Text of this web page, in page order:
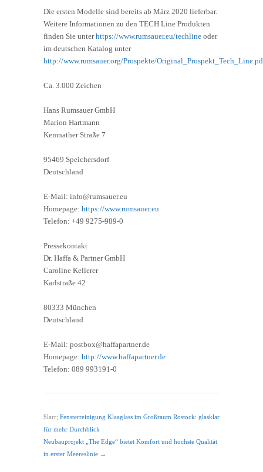
Die ersten Modelle sind bereits ab März 2020 lieferbar.
Weitere Informationen zu den TECH Line Produkten
finden Sie unterhttps://www.rumsauer.eu/techline oder
im deutschen Katalog unter
http://www.rumsauer.org/Prospekte/
Ca. 3.000 Zeichen
Hans Rumsauer GmbH
Marion Hartmann
Kemnather Straße 7
95469 Speichersdorf
Deutschland
E-Mail: info@rumsauer.eu
Homepage: https://www.rumsauer.eu
Telefon: +49 9275-989-0
Pressekontakt
Dr. Haffa & Partner GmbH
Caroline Kellerer
Karlstraße 42
80333 München
Deutschland
E-Mail: postbox@haffapartner.de
Homepage: http://www.haffapartner.de
Telefon: 089 993191-0
$larr; Fensterreinigung Klaaglass im Großraum Rostock: glasklar
für mehr Durchblick
Neubauprojekt „The Edge“ bietet Komfort und höchste Qualität
in erster Meereslinie →